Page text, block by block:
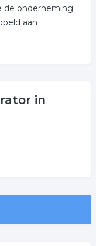
de onderneming
aan
in